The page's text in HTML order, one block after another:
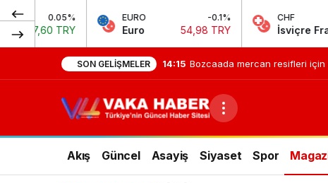
EURO -0.1%
Euro 54,98 TRY
-0.61%
İsviçre Frangı 58,60 TRY
SON GELIŞMELER 14:15 Bozcaada mercan resifleri
Akış Güncel Asayiş Siyaset Spor